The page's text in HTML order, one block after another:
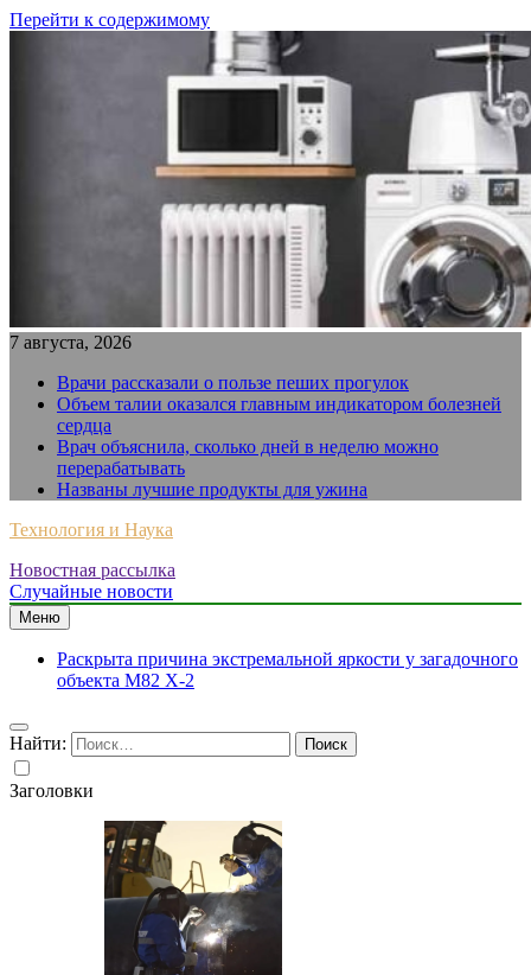
Перейти к содержимому
7 августа, 2026
Врачи рассказали о пользе пеших прогулок
Объем талии оказался главным индикатором болезней
сердца
Врач объяснила, сколько дней в неделю можно
перерабатывать
Названы лучшие продукты для ужина
Технология и Наука
Новостная рассылка
Случайные новости
Меню
Раскрыта причина экстремальной яркости у загадочного
объекта M82 X-2
Найти:
Заголовки